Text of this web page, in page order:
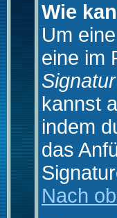
Wie
Um
eine im
kannst
indem
das
Nach